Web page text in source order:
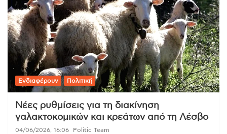
Ενδιαφέρουν Πολιτική
Νέες ρυθμίσεις για τη διακίνηση
γαλακτοκομικών και κρεάτων από τη Λέσβο
04/06/2026, 16:06 Politic Team